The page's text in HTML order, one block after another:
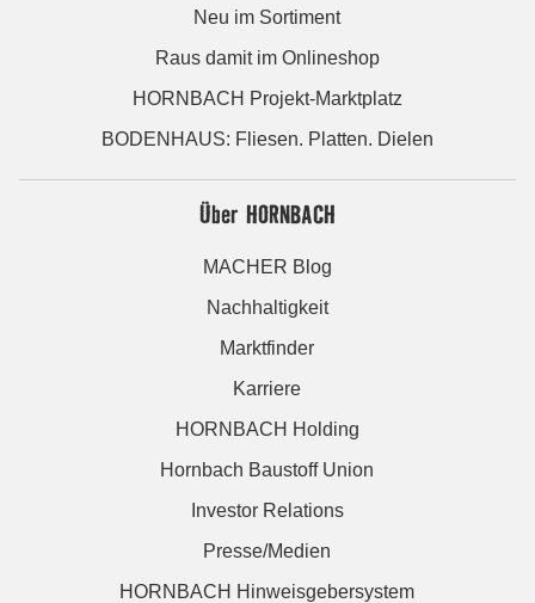
Neu im Sortiment
Raus damit im Onlineshop
HORNBACH Projekt-Marktplatz
BODENHAUS: Fliesen. Platten. Dielen
Über HORNBACH
MACHER Blog
Nachhaltigkeit
Marktfinder
Karriere
HORNBACH Holding
Hornbach Baustoff Union
Investor Relations
Presse/Medien
HORNBACH Hinweisgebersystem